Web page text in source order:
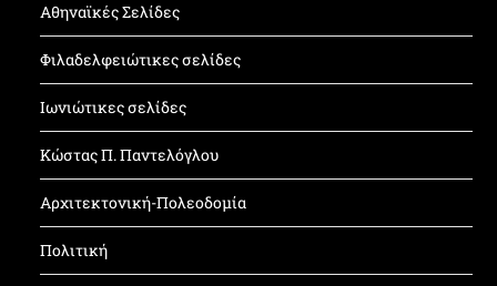
Αθηναϊκές Σελίδες
Φιλαδελφειώτικες σελίδες
Ιωνιώτικες σελίδες
Κώστας Π. Παντελόγλου
Αρχιτεκτονική-Πολεοδομία
Πολιτική